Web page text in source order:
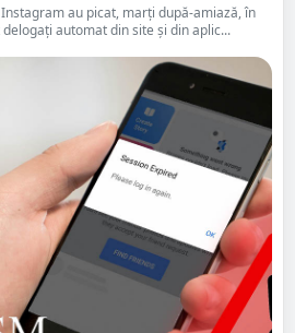
au picat, marți după-amiază, în
automat din site și din aplic...